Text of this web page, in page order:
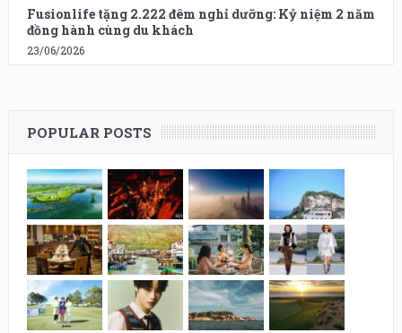
Fusionlife tặng 2.222 đêm nghỉ dưỡng: Kỷ niệm 2 năm
đồng hành cùng du khách
23/06/2026
POPULAR POSTS